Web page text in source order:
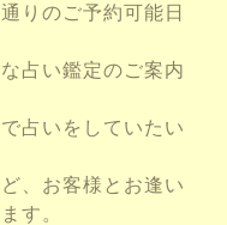
りのご予約可能日
占い鑑定のご案内
占いをしていたい
、お客様とお逢い
す。